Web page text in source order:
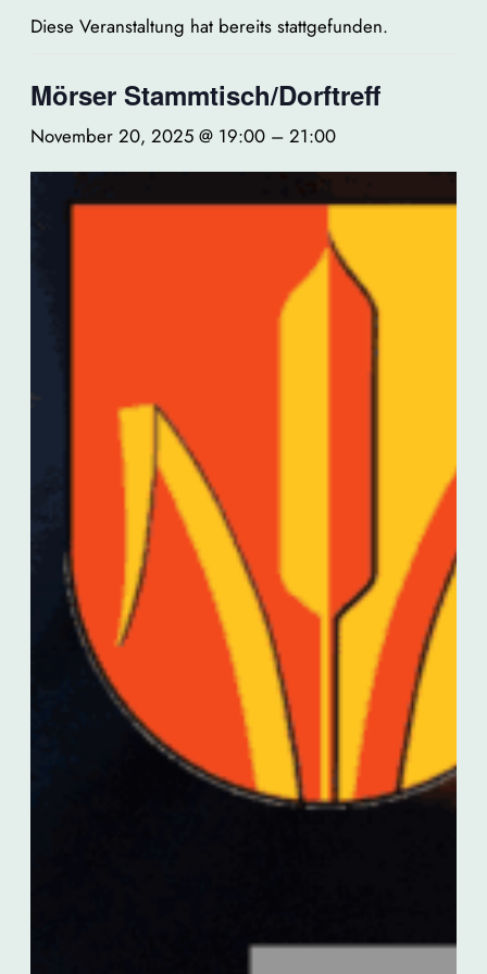
Diese Veranstaltung hat bereits stattgefunden.
Mörser Stammtisch/Dorftreff
November 20, 2025 @ 19:00 – 21:00